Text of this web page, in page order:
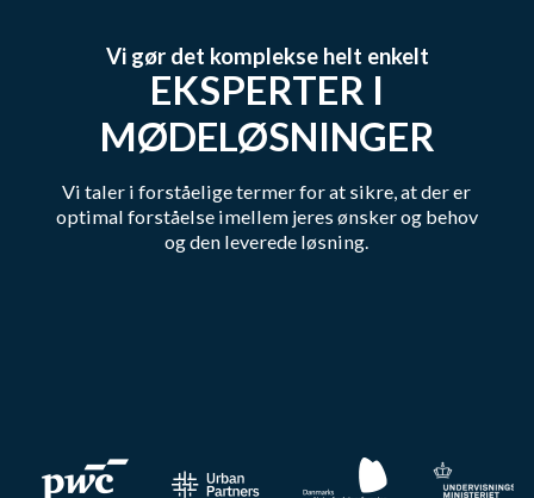
Vi gør det komplekse helt enkelt
EKSPERTER I
MØDELØSNINGER
Vi taler i forståelige termer for at sikre, at der er
optimal forståelse imellem jeres ønsker og behov
og den leverede løsning.